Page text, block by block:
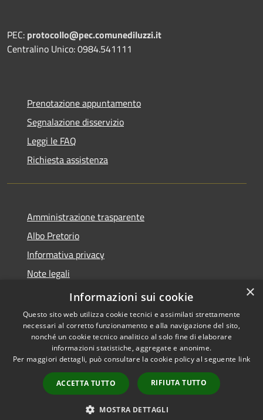
PEC: protocollo@pec.comunediluzzi.it
Centralino Unico: 0984.541111
Prenotazione appuntamento
Segnalazione disservizio
Leggi le FAQ
Richiesta assistenza
Amministrazione trasparente
Albo Pretorio
Informativa privacy
Note legali
Dichiarazione di accessibilità
Accessibilità
Copyright © 2026 • Comune di
Luzzi • Powered by
Municipium•
Accesso
redazione
×
Informazioni sui cookie
Questo sito web utilizza cookie tecnici e assimilati strettamente
necessari al corretto funzionamento e alla navigazione del sito,
nonché un cookie tecnico analitico al solo fine di elaborare
informazioni statistiche, aggregate e anonime.
Per maggiori dettagli, può consultare la cookie policy al seguente link
ACCETTA TUTTO RIFIUTA TUTTO
MOSTRA DETTAGLI